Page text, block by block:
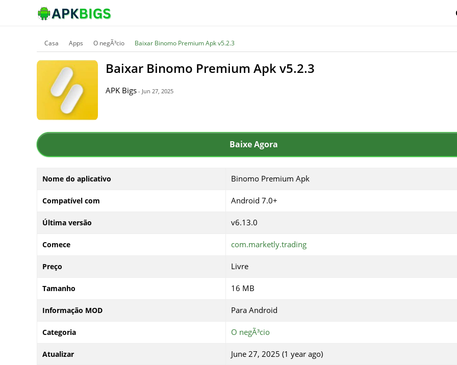
Casa Apps O negÃ³cio Baixar Binomo Premium Apk v5.2.3
Baixar Binomo Premium Apk v5.2.3
APK Bigs - Jun 27, 2025
Baixe Agora
Nome do aplicativo Binomo Premium Apk
Compatível com Android 7.0+
Última versão v6.13.0
Comece com.marketly.trading
Preço Livre
Tamanho 16 MB
Informação MOD Para Android
Categoria O negÃ³cio
Atualizar June 27, 2025 (1 year ago)